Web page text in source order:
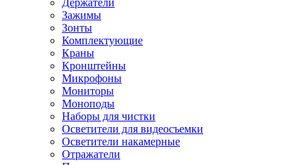
Держатели
Зажимы
Зонты
Комплектующие
Краны
Кронштейны
Микрофоны
Мониторы
Моноподы
Наборы для чистки
Осветители для видеосъемки
Осветители накамерные
Отражатели